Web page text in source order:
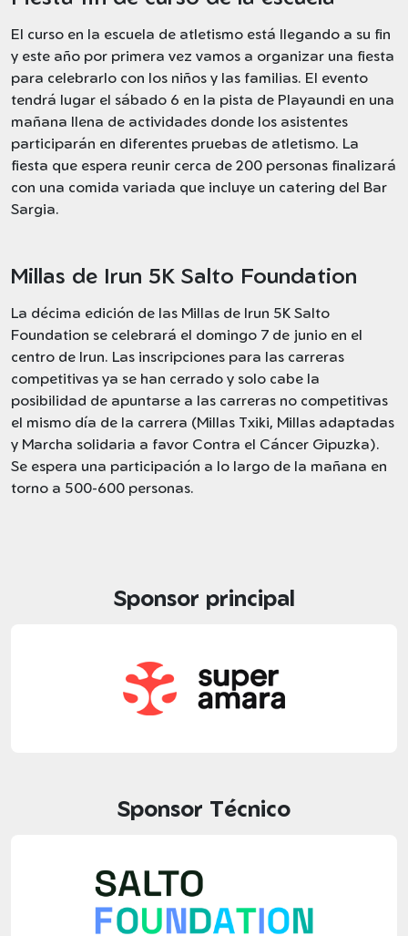
El curso en la escuela de atletismo está llegando a su fin
y este año por primera vez vamos a organizar una fiesta
para celebrarlo con los niños y las familias. El evento
tendrá lugar el sábado 6 en la pista de Playaundi en una
mañana llena de actividades donde los asistentes
participarán en diferentes pruebas de atletismo. La
fiesta que espera reunir cerca de 200 personas finalizará
con una comida variada que incluye un catering del Bar
Sargia.
Millas de Irun 5K Salto Foundation
La décima edición de las Millas de Irun 5K Salto
Foundation se celebrará el domingo 7 de junio en el
centro de Irun. Las inscripciones para las carreras
competitivas ya se han cerrado y solo cabe la
posibilidad de apuntarse a las carreras no competitivas
el mismo día de la carrera (Millas Txiki, Millas adaptadas
y Marcha solidaria a favor Contra el Cáncer Gipuzka).
Se espera una participación a lo largo de la mañana en
torno a 500-600 personas.
Sponsor principal
Sponsor Técnico